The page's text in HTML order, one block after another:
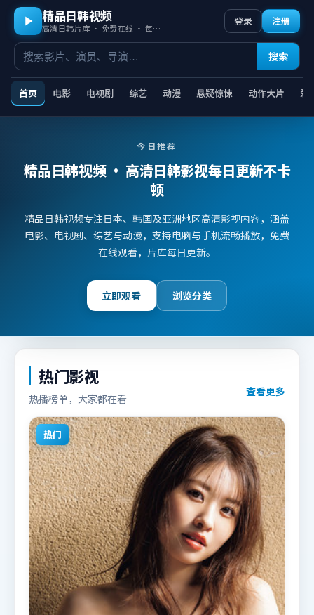
精品日韩视频
高清日韩片库 · 免费在线 · 每日更新
首页 电影 电视剧 综艺 动漫 悬疑惊悚 动作大片 爱
搜索
登录 注册
今日推荐
精品日韩视频· 高清日韩影视每日更新不卡
顿
精品日韩视频专注日本、韩国及亚洲地区高清影视内容，涵盖
电影、电视剧、综艺与动漫，支持电脑与手机流畅播放，免费
在线观看，片库每日更新。
立即观看 浏览分类
热门影视
热播榜单，大家都在看
查看更多
热门